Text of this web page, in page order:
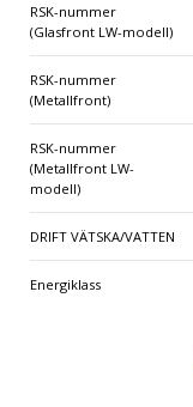
RSK-nummer
(Glasfront LW-modell)
RSK-nummer
(Metallfront)
RSK-nummer
(Metallfront LW-
modell)
DRIFT VÄTSKA/VATTEN
Energiklass